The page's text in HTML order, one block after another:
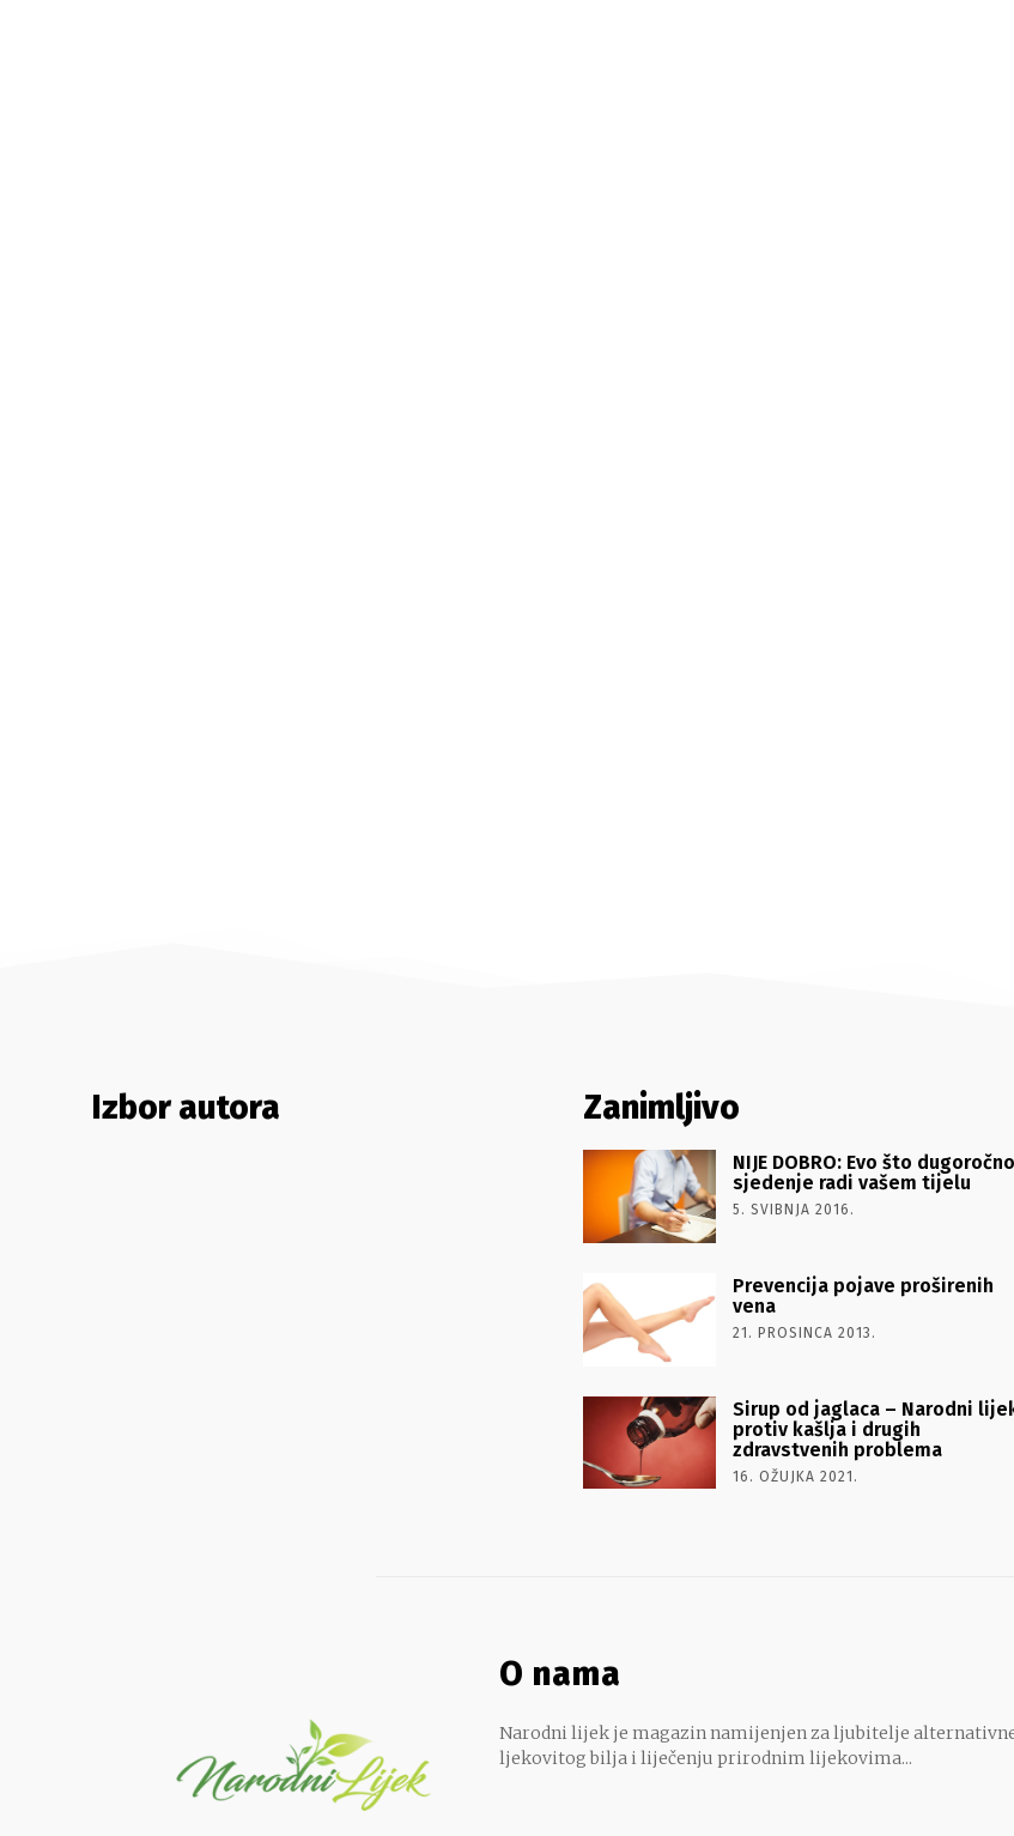
Izbor autora Zanimljivo
NIJE DOBRO: Evo što dugoročno
sjedenje radi vašem tijelu
5. SVIBNJA 2016.
Prevencija pojave proširenih
vena
21. PROSINCA 2013.
Sirup od jaglaca – Narodni
protiv kašlja i drugih
zdravstvenih problema
16. OŽUJKA 2021.
O nama
Narodni lijek je magazin namijenjen za ljubitelje
ljekovitog bilja i liječenju prirodnim lijekovima...